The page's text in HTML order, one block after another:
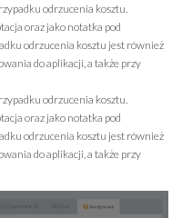
odrzucenia kosztu.
oraz jako notatka pod
odrzucenia kosztu jest również
do aplikacji, a także przy
odrzucenia kosztu.
oraz jako notatka pod
odrzucenia kosztu jest również
do aplikacji, a także przy